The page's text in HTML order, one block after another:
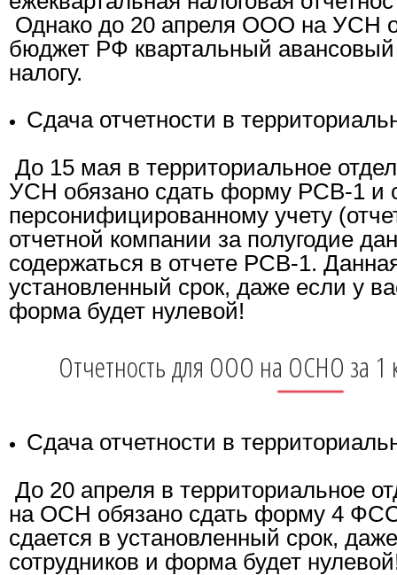
Однако до 20 апреля ООО на УСН
бюджет РФ квартальный
налогу.
Сдача отчетности в
До 15 мая в территориальное
УСН обязано сдать форму РСВ-1 и
персонифицированному учету
отчетной компании за полугодие
содержаться в отчете РСВ-1.
установленный срок, даже если у
форма будет нулевой!
Отчетность для ООО на ОСНО за 1
Сдача отчетности в
До 20 апреля в территориальное
на ОСН обязано сдать форму 4
сдается в установленный срок,
сотрудников и форма будет